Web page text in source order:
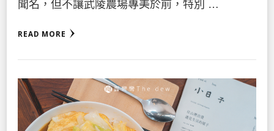
聞名，但不讓武陵農場專美於前，特別 …
READ MORE